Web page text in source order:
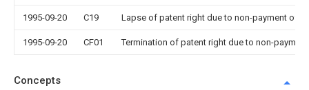
1995-09-20 C19 Lapse of patent right due to non-payment of
1995-09-20 CF01 Termination of patent right due to non-
Concepts